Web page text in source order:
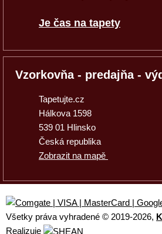
Je čas na tapety
Vzorkovňa - predajňa -
Tapetujte.cz
Hálkova 1598
539 01 Hlinsko
Česká republika
Zobrazit na mapě
Všetky práva vyhradené © 2019-2026,
Realizuje